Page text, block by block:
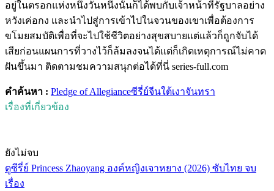
อยู่ในตรอกแห่งหนึ่งวันหนึ่งนั้นก็ได้พบกับเจ้าหน้าที่รัฐบาลอย่าง
หวังเค่อกง และนำไปสู่การเข้าไปในจวนของเขาเพื่อต้องการ
ขโมยสมบัติเพื่อที่จะไปใช้ชีวิตอย่างสุขสบายแต่แล้วก็ถูกจับได้
เสียก่อนแผนการที่วางไว้ก็ล้มลงจนได้แต่ก็เกิดเหตุการณ์ไม่คาด
ฝันขึ้นมา ติดตามชมความสนุกต่อได้ที่นี่ series-full.com
คำค้นหา : Pledge of Allegianceซีรี่ย์จีนใต้เงาจันทรา
เรื่องที่เกี่ยวข้อง
ยังไม่จบ
ดูซีรี่ย์ Princess Zhaoyang องค์หญิงเจาหยาง (2026) ซับไทย จบ
เรื่อง